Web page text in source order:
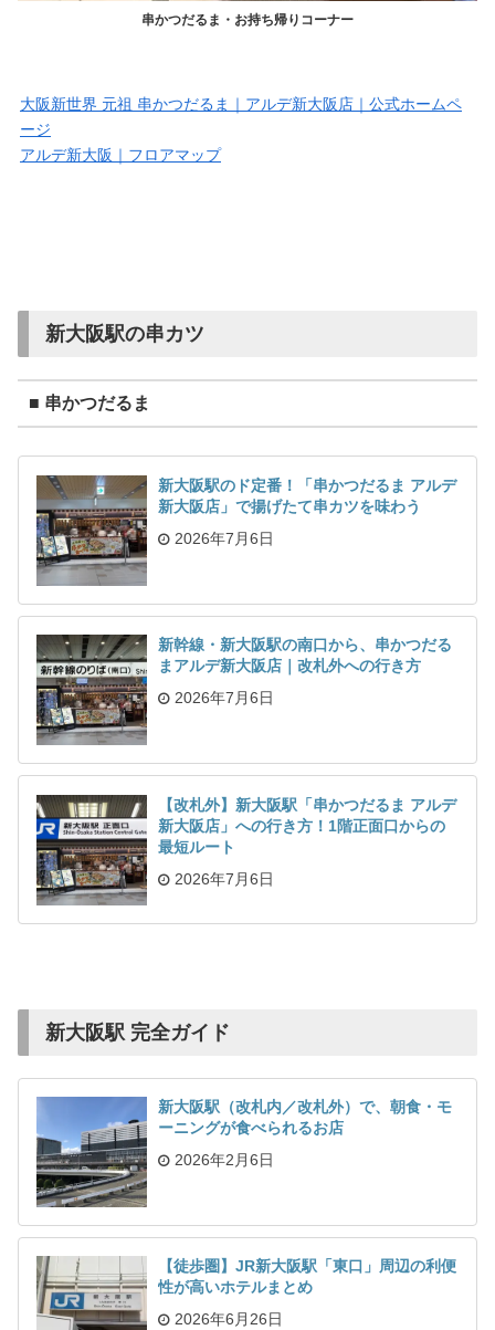
串かつだるま・お持ち帰りコーナー
大阪新世界 元祖 串かつだるま｜アルデ新大阪店｜公式ホームペ
ージ
アルデ新大阪｜フロアマップ
新大阪駅の串カツ
■ 串かつだるま
新大阪駅のド定番！「串かつだるま アルデ
新大阪店」で揚げたて串カツを味わう
2026年7月6日
新幹線・新大阪駅の南口から、串かつだる
まアルデ新大阪店｜改札外への行き方
2026年7月6日
【改札外】新大阪駅「串かつだるま アルデ
新大阪店」への行き方！1階正面口からの
最短ルート
2026年7月6日
新大阪駅 完全ガイド
新大阪駅（改札内／改札外）で、朝食・モ
ーニングが食べられるお店
2026年2月6日
【徒歩圏】JR新大阪駅「東口」周辺の利便
性が高いホテルまとめ
2026年6月26日